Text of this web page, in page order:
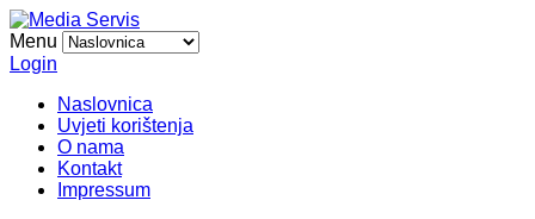
Menu
Login
Naslovnica
Uvjeti korištenja
O nama
Kontakt
Impressum